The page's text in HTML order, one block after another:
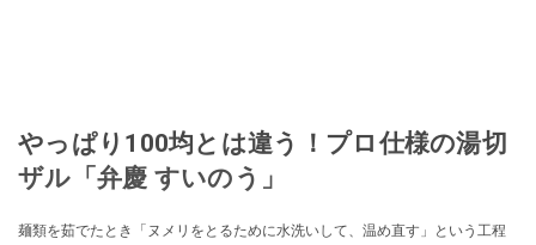
やっぱり100均とは違う！プロ仕様の湯切
ザル「弁慶 すいのう」
麺類を茹でたとき「ヌメリをとるために水洗いして、温め直す」という工程